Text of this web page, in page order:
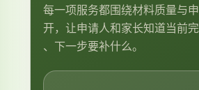
每一项服务都围绕材料质量与
开，让申请人和家长知道当前
、下一步要补什么。